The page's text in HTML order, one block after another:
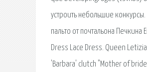
устроить небольшие
пальто от почтальона
Dress Lace Dress. Queen
'Barbara' clutch "Mother of